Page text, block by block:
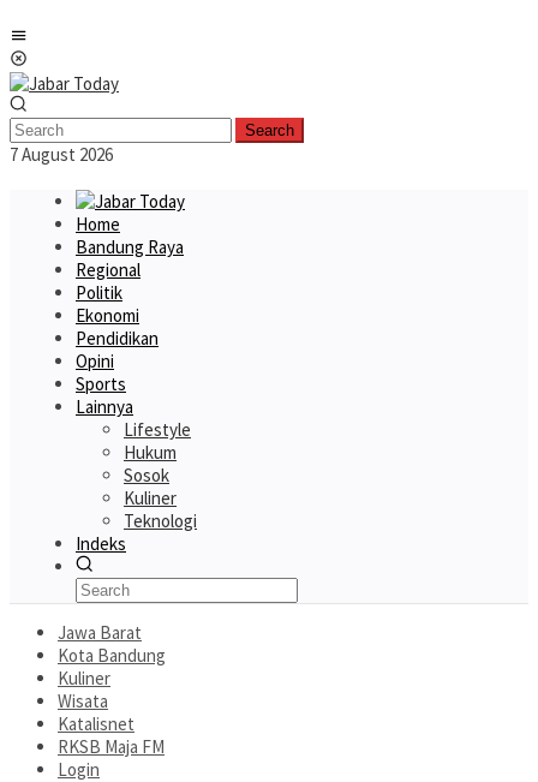
to
content
Search
7 August 2026
Home
Bandung Raya
Regional
Politik
Ekonomi
Pendidikan
Opini
Sports
Lainnya
Lifestyle
Hukum
Sosok
Kuliner
Teknologi
Indeks
Jawa Barat
Kota Bandung
Kuliner
Wisata
Katalisnet
RKSB Maja FM
Login